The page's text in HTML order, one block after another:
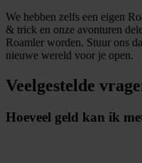
We hebben zelfs een eigen
& trick en onze avonturen
Roamler worden. Stuur ons
nieuwe wereld voor je open.
Veelgestelde
Hoeveel geld kan ik